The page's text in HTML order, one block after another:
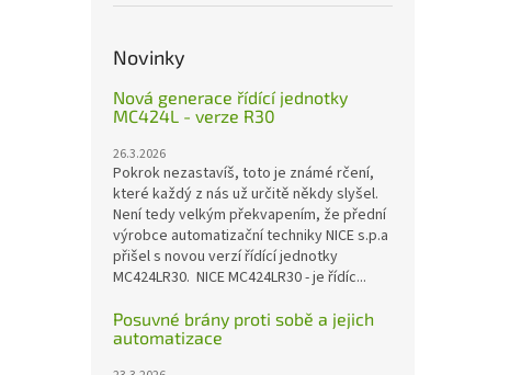
Novinky
Nová generace řídící jednotky
MC424L - verze R30
26.3.2026
Pokrok nezastavíš, toto je známé rčení,
které každý z nás už určitě někdy slyšel.
Není tedy velkým překvapením, že přední
výrobce automatizační techniky NICE s.p.a
přišel s novou verzí řídící jednotky
MC424LR30. NICE MC424LR30 - je řídíc...
Posuvné brány proti sobě a jejich
automatizace